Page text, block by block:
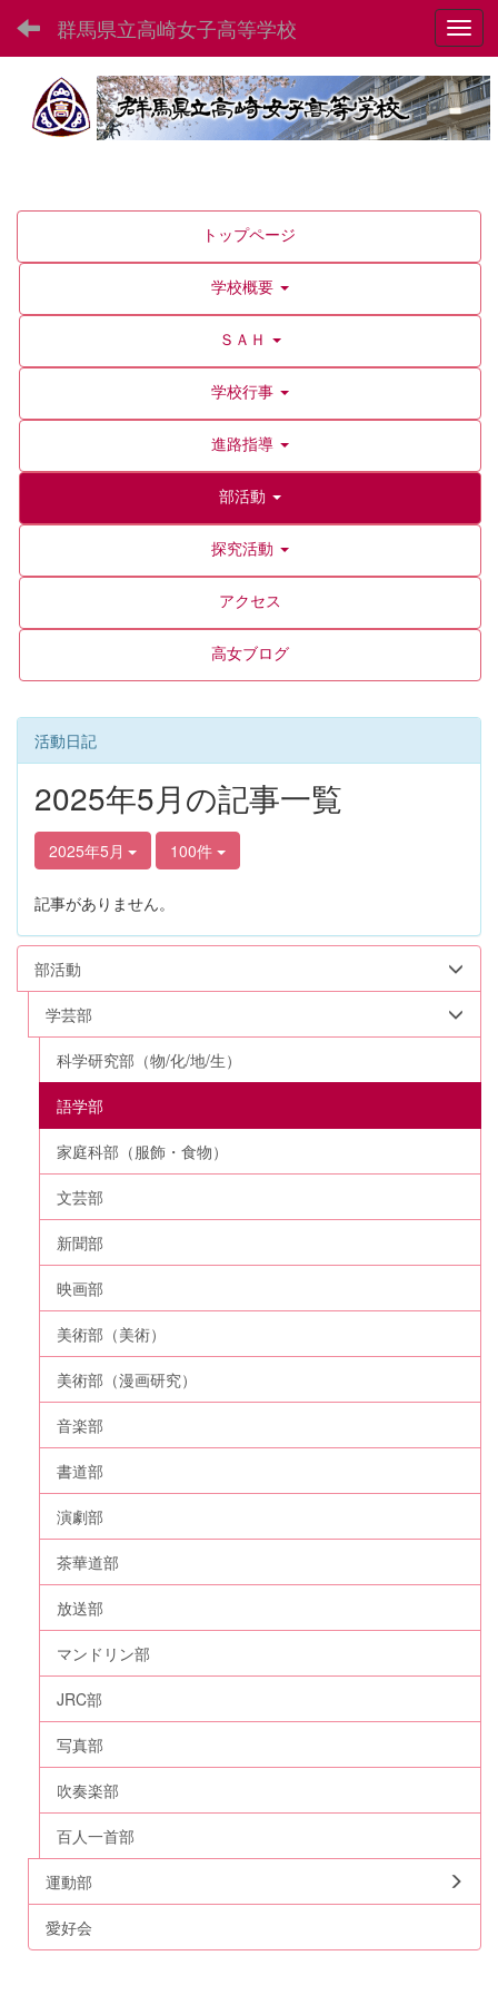
群馬県立高崎女子高等学校
トップページ
学校概要
ＳＡＨ
学校行事
進路指導
部活動
探究活動
アクセス
高女ブログ
活動日記
2025年5月の記事一覧
2025年5月 100件
記事がありません。
部活動
学芸部
科学研究部（物/化/地/生）
語学部
家庭科部（服飾・食物）
文芸部
新聞部
映画部
美術部（美術）
美術部（漫画研究）
音楽部
書道部
演劇部
茶華道部
放送部
マンドリン部
JRC部
写真部
吹奏楽部
百人一首部
運動部
愛好会